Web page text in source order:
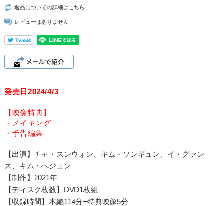
返品についての詳細はこちら
レビューはありません
発売日2024/4/3
【映像特典】
・メイキング
・予告編集
【出演】チャ・スンウォン、キム・ソンギュン、イ・グァン
ス、キム・へジュン
【制作】2021年
【ディスク枚数】DVD1枚組
【収録時間】本編114分+特典映像5分